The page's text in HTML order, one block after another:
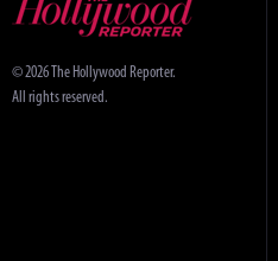
© 2026 The Hollywood Reporter.
All rights reserved.